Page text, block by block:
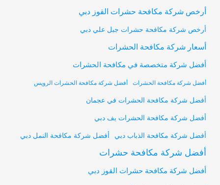
أرخص شركة مكافحة حشرات القوز دبي
أرخص شركة مكافحة حشرات جبل علي دبي
أسعار شركة مكافحة الحشرات
أفضل شركة متخصصة في مكافحة الحشرات
أفضل شركة مكافحة الحشرات أفضل شركة مكافحة الحشرات الرويس
أفضل شركة مكافحة الحشرات في عجمان
أفضل شركة مكافحة الحشرات يف دبي
أفضل شركة مكافحة الذباب دبي أفضل شركة مكافحة النمل دبي
أفضل شركة مكافحة حشرات
أفضل شركة مكافحة حشرات القوز دبي